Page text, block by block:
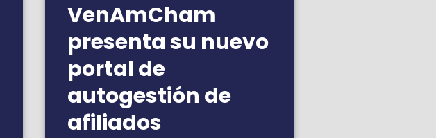
VenAmCham
presenta su nuevo
portal de
autogestión de
afiliados